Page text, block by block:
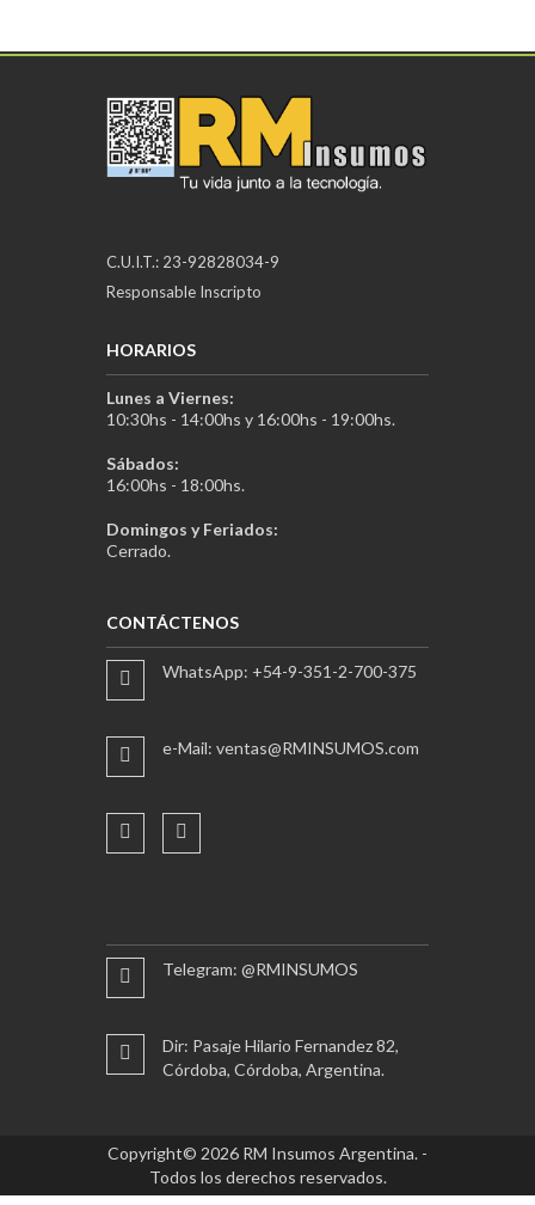
C.U.I.T.: 23-92828034-9
Responsable Inscripto
HORARIOS
Lunes a Viernes:
10:30hs - 14:00hs y 16:00hs - 19:00hs.
Sábados:
16:00hs - 18:00hs.
Domingos y Feriados:
Cerrado.
CONTÁCTENOS
WhatsApp: +54-9-351-2-700-375
e-Mail: ventas@RMINSUMOS.com
Telegram: @RMINSUMOS
Dir: Pasaje Hilario Fernandez 82,
Córdoba, Córdoba, Argentina.
Copyright© 2026 RM Insumos Argentina. -
Todos los derechos reservados.